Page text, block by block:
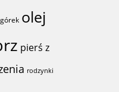
olej
pierś z
rodzynki